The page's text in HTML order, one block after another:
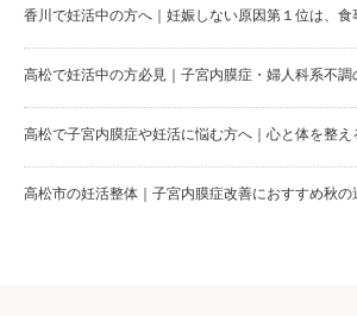
香川で妊活中の方へ｜妊娠しない原因第１位は、食
高松で妊活中の方必見｜子宮内膜症・婦人科系不調
高松で子宮内膜症や妊活に悩む方へ｜心と体を整え
高松市の妊活整体｜子宮内膜症改善におすすめ秋の